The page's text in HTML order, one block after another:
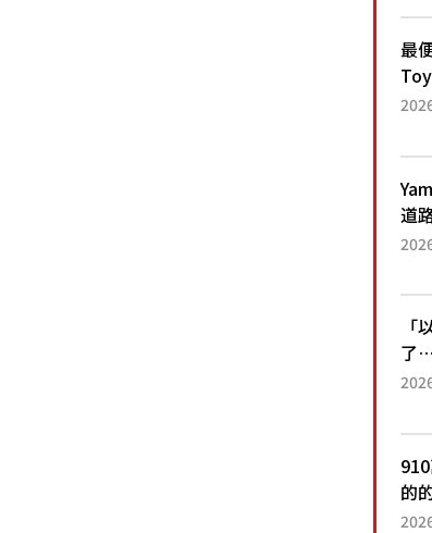
還
人
最
注
眼
水
「...
道
搭
高
相
了
「
太
的
厲